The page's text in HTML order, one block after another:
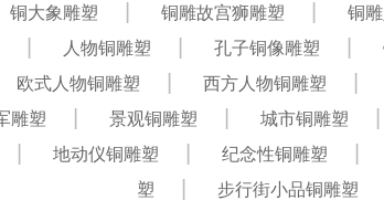
铜大象雕塑 铜雕故宫狮雕塑 铜
人物铜雕塑 孔子铜像雕塑
欧式人物铜雕塑 西方人物铜雕塑
雕塑 景观铜雕塑 城市铜雕塑
地动仪铜雕塑 纪念性铜雕塑
塑
步行街小品铜雕塑